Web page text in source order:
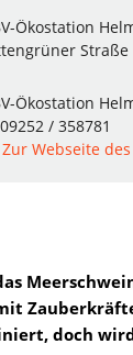
Ökostation
Straße
Ökostation
09252 / 358781
Zur Webseite
doch